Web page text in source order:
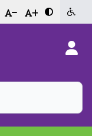
- +